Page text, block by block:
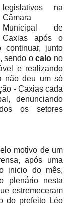
legislativos na
Câmara
Municipal de
Caxias após o
continuar, junto
sendo ocalo no
e realizando
não deu um só
- Caxias cada
denunciando
os setores
motivo de um
após uma
inicio do mês,
plenário nesta
estremeceram
do prefeito Léo